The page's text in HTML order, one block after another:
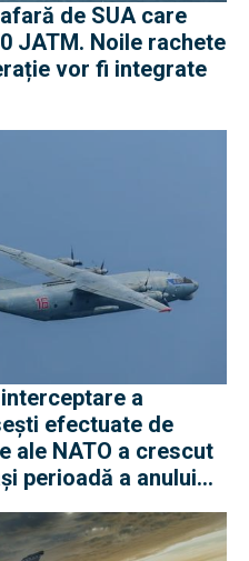
de SUA care
JATM. Noile rachete
vor fi integrate
a
efectuate de
ale NATO a crescut
perioadă a anului